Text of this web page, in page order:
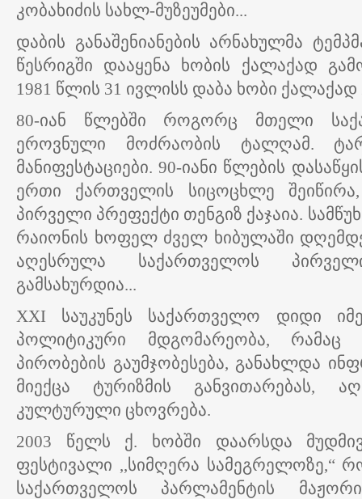
კობახიძის სახლ-მუზეუმები...
დაბის განაშენიანების არნახულმა
წესრიგში დააყენა ხობის ქალაქად
1981 წლის 31 ივლისს დაბა ხობი
80-იან წლებში როგორც მთელი
ეროვნული მოძრაობის ტალღამ.
მანიფესტაციები. 90-იანი წლების
ერთი ქართველის სიცოცხლე
პირველი პრეფექტი თენგიზ ქაჯაია.
რაიონის ხოფელ ძველ ხიბულაში
აღესრულა საქართველოს
გამსახურდია...
XXI საუკუნეს საქართველო დიდი
პოლიტიკური მდგომარეობა, რამაც
პირობების გაუმჯობესება, განახლდა
მიექცა ტურიზმის განვითარებას,
კულტურული ცხოვრება.
2003 წელს ქ. ხობში დაარსდა
ფესტივალი ,,სიმღერა სამეგრელოზე,“
საქართველოს პარლამენტის